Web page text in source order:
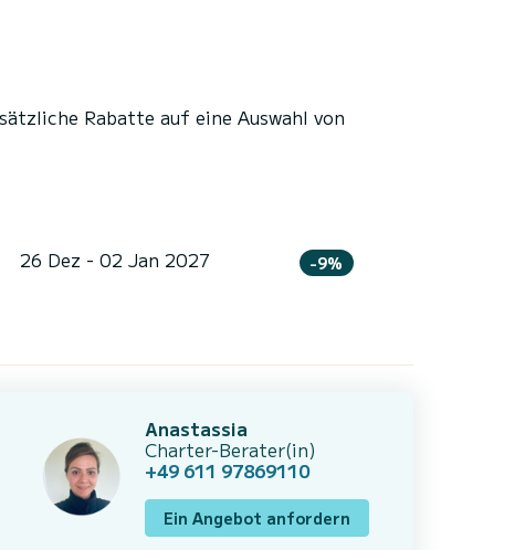
Rabatte auf eine Auswahl von
26 Dez - 02 Jan 2027 -9%
Anastassia
Charter-Berater(in)
+49 611 97869110
Ein Angebot anfordern